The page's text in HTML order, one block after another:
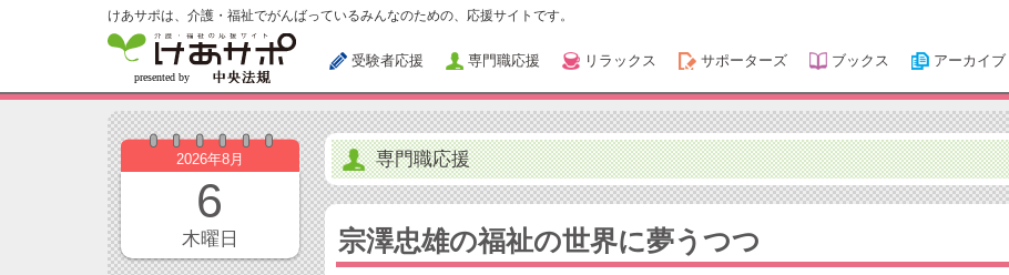
けあサポは、介護・福祉でがんばっているみんなのための、応援サイトです。
受験者応援 専門職応援 リラックス サポーターズ ブックス アーカイブ
2026年8月
6
木曜日
専門職応援
宗澤忠雄の福祉の世界に夢うつつ